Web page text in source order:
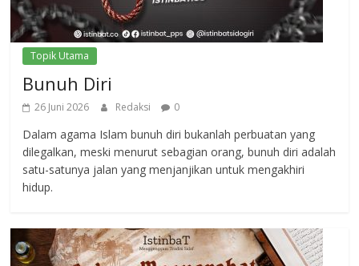
Topik Utama
Bunuh Diri
26 Juni 2026 Redaksi 0
Dalam agama Islam bunuh diri bukanlah perbuatan yang
dilegalkan, meski menurut sebagian orang, bunuh diri adalah
satu-satunya jalan yang menjanjikan untuk mengakhiri
hidup.